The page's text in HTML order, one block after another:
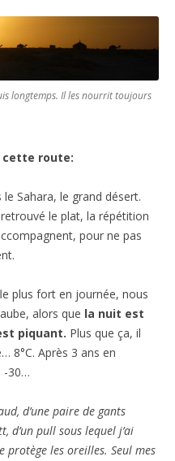
longtemps. Il les nourrit toujours
cette route:
Sahara, le grand désert.
le plat, la répétition
pour ne pas
plus fort en journée, nous
alors que la nuit est
piquant. Plus que ça, il
8°C. Après 3 ans en
-30…
d’une paire de gants
d’un pull sous lequel j’ai
protège les oreilles. Seul mes